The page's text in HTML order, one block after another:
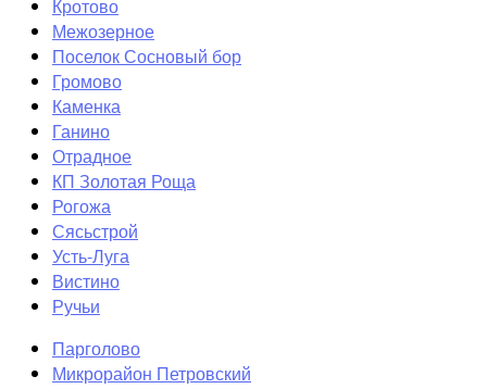
Кротово
Межозерное
Поселок Сосновый бор
Громово
Каменка
Ганино
Отрадное
КП Золотая Роща
Рогожа
Сясьстрой
Усть-Луга
Вистино
Ручьи
Парголово
Микрорайон Петровский